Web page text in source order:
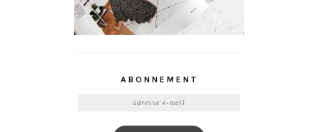
ABONNEMENT